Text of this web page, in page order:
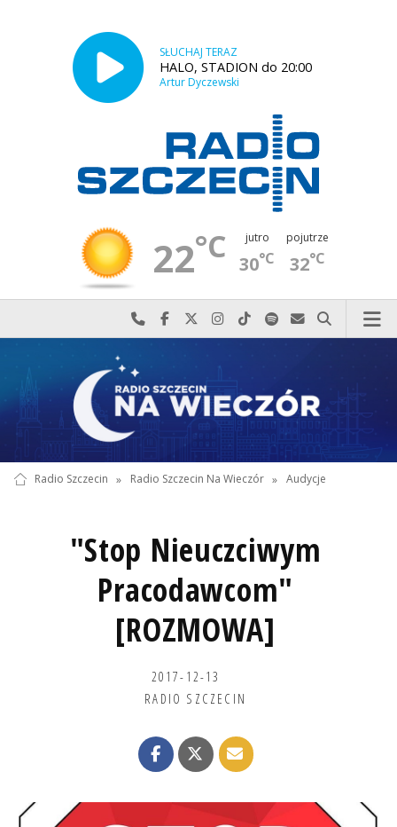
SŁUCHAJ TERAZ
HALO, STADION do 20:00
Artur Dyczewski
22°C jutro
30°C
pojutrze
32°C
Najlepiej po prostu do nas zadzwoń
Odwiedź nas na Facebook-u
Odwiedź nas na X
Odwiedź nas na Instagram-ie
Odwiedź nas na TikTok-u
Szukaj nas na Spotify
Wyślij do nas
Szukaj
Radio Szczecin » Radio Szczecin Na Wieczór » Audycje
"Stop Nieuczciwym
Pracodawcom"
[ROZMOWA]
2017-12-13
RADIO SZCZECIN